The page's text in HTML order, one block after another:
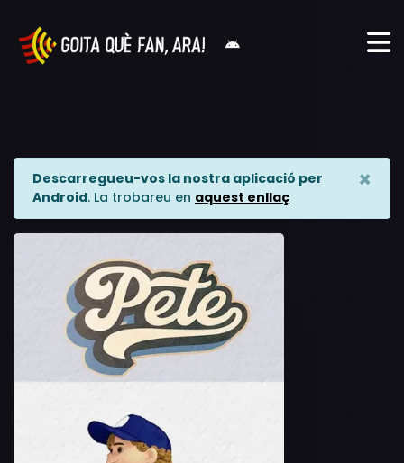
Descarregueu-vos la nostra aplicació per
Android. La trobareu en aquest enllaç
×